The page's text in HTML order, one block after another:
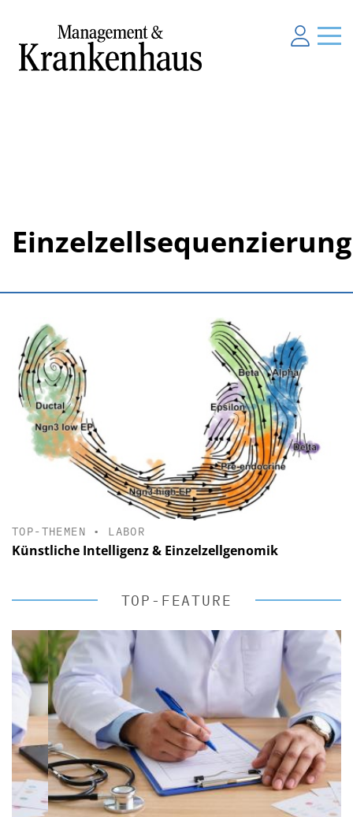
Einzelzellsequenzierung
TOP-THEMEN • LABOR
Künstliche Intelligenz & Einzelzellgenomik
TOP-FEATURE